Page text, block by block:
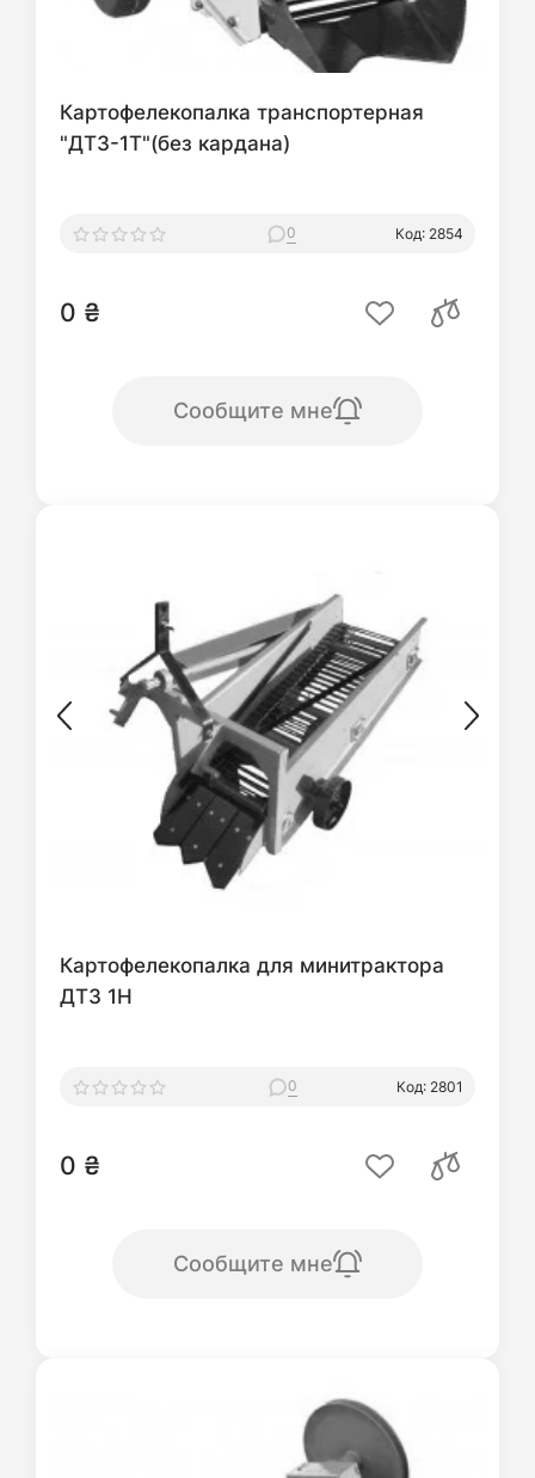
Картофелекопалка транспортерная
"ДТЗ-1Т"(без кардана)
0 Код: 2854
0 ₴
Сообщите мне
Картофелекопалка для минитрактора
ДТЗ 1Н
0 Код: 2801
0 ₴
Сообщите мне